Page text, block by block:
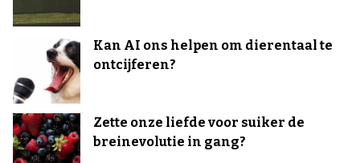
Kan AI ons helpen om dierentaal te
ontcijferen?
Zette onze liefde voor suiker de
breinevolutie in gang?